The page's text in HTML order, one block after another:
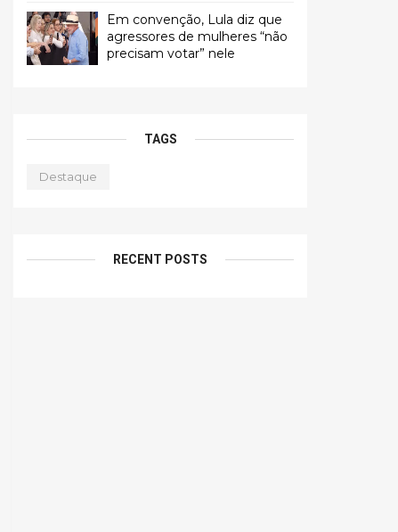
Em convenção, Lula diz que
agressores de mulheres “não
precisam votar” nele
TAGS
Destaque
RECENT POSTS